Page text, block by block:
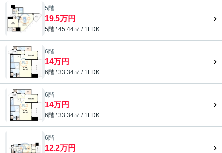
5階
19.5万円
5階 / 45.44㎡ / 1LDK
6階
14万円
6階 / 33.34㎡ / 1LDK
6階
14万円
6階 / 33.34㎡ / 1LDK
6階
12.2万円